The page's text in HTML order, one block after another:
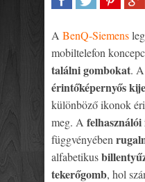
A BenQ-Siemens
mobiltelefon
találni gombokat.
érintőképernyős
különböző ikonok
meg. A
függvényében
alfabetikus
tekerőgomb, hol